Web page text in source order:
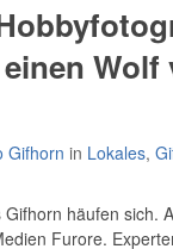
Wolf
Gifhorn in Lokales,
häufen sich.
Furore.